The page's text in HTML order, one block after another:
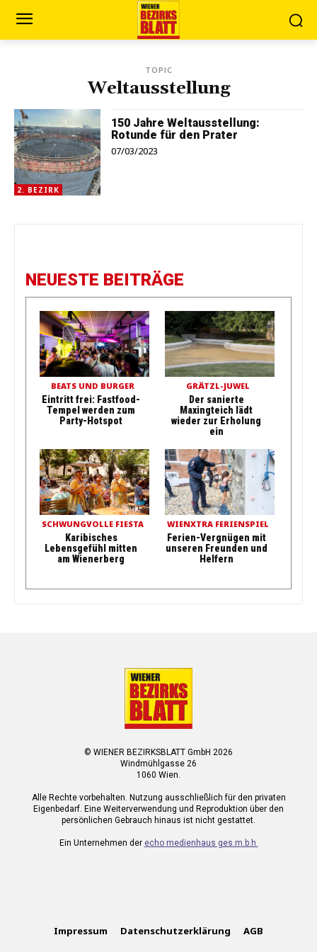
TOPIC
Weltausstellung
2. BEZIRK
150 Jahre Weltausstellung:
Rotunde für den Prater
07/03/2023
NEUESTE BEITRÄGE
BEATS UND BURGER
Eintritt frei: Fastfood-
Tempel werden zum
Party-Hotspot
GRÄTZL-JUWEL
Der sanierte
Maxingteich lädt
wieder zur Erholung
ein
SCHWUNGVOLLE FIESTA
Karibisches
Lebensgefühl mitten
am Wienerberg
WIENXTRA FERIENSPIEL
Ferien-Vergnügen mit
unseren Freunden und
Helfern
© WIENER BEZIRKSBLATT GmbH 2026
Windmühlgasse 26
1060 Wien.
Alle Rechte vorbehalten. Nutzung ausschließlich für den privaten
Eigenbedarf. Eine Weiterverwendung und Reproduktion über den
persönlichen Gebrauch hinaus ist nicht gestattet.
Ein Unternehmen der echo medienhaus ges.m.b.h.
Impressum Datenschutzerklärung AGB